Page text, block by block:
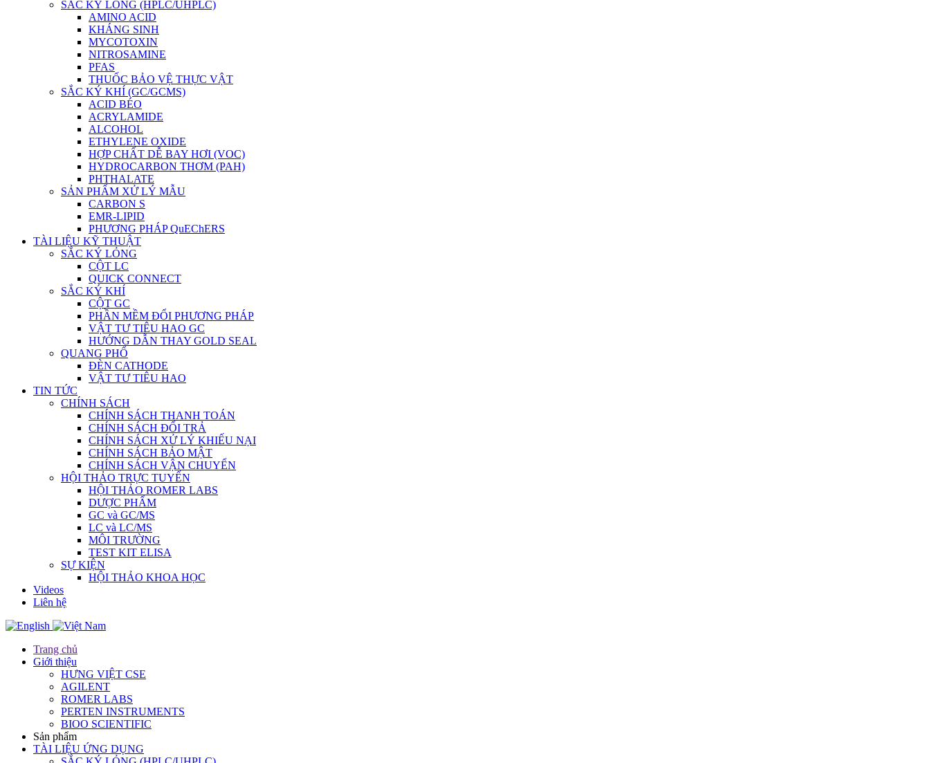
SẮC KÝ LỎNG (HPLC/UHPLC)
AMINO ACID
KHÁNG SINH
MYCOTOXIN
NITROSAMINE
PFAS
THUỐC BẢO VỆ THỰC VẬT
SẮC KÝ KHÍ (GC/GCMS)
ACID BÉO
ACRYLAMIDE
ALCOHOL
ETHYLENE OXIDE
HỢP CHẤT DỄ BAY HƠI (VOC)
HYDROCARBON THƠM (PAH)
PHTHALATE
SẢN PHẨM XỬ LÝ MẪU
CARBON S
EMR-LIPID
PHƯƠNG PHÁP QuEChERS
TÀI LIỆU KỸ THUẬT
SẮC KÝ LỎNG
CỘT LC
QUICK CONNECT
SẮC KÝ KHÍ
CỘT GC
PHẦN MỀM ĐỔI PHƯƠNG PHÁP
VẬT TƯ TIÊU HAO GC
HƯỚNG DẪN THAY GOLD SEAL
QUANG PHỔ
ĐÈN CATHODE
VẬT TƯ TIÊU HAO
TIN TỨC
CHÍNH SÁCH
CHÍNH SÁCH THANH TOÁN
CHÍNH SÁCH ĐỔI TRẢ
CHÍNH SÁCH XỬ LÝ KHIẾU NẠI
CHÍNH SÁCH BẢO MẬT
CHÍNH SÁCH VẬN CHUYỂN
HỘI THẢO TRỰC TUYẾN
HỘI THẢO ROMER LABS
DƯỢC PHẨM
GC và GC/MS
LC và LC/MS
MÔI TRƯỜNG
TEST KIT ELISA
SỰ KIỆN
HỘI THẢO KHOA HỌC
Videos
Liên hệ
Trang chủ
Giới thiệu
HƯNG VIỆT CSE
AGILENT
ROMER LABS
PERTEN INSTRUMENTS
BIOO SCIENTIFIC
Sản phẩm
TÀI LIỆU ỨNG DỤNG